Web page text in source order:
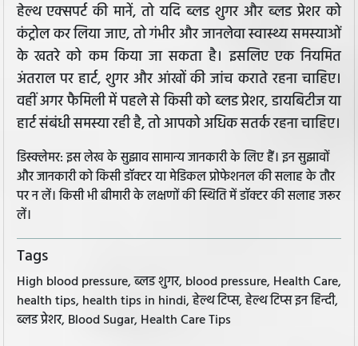
हेल्थ एक्सपर्ट की मानें, तो यदि ब्लड शुगर और ब्लड प्रेशर को
कंट्रोल कर लिया जाए, तो गंभीर और जानलेवा स्वास्थ्य समस्याओं
के खतरे को कम किया जा सकता है। इसलिए एक नियमित
अंतराल पर हार्ट, शुगर और आंखों की जांच कराते रहना चाहिए।
वहीं अगर फैमिली में पहले से किसी को ब्लड प्रेशर, डायबिटीज या
हार्ट संबंधी समस्या रही है, तो आपको अधिक सतर्क रहना चाहिए।
डिस्क्लेमर: इस लेख के सुझाव सामान्य जानकारी के लिए हैं। इन सुझावों
और जानकारी को किसी डॉक्टर या मेडिकल प्रोफेशनल की सलाह के तौर
पर न लें। किसी भी बीमारी के लक्षणों की स्थिति में डॉक्टर की सलाह जरूर
लें।
Tags
High blood pressure, ब्लड शुगर, blood pressure, Health Care,
health tips, health tips in hindi, हेल्थ टिप्स, हेल्थ टिप्स इन हिन्दी,
ब्लड प्रेशर, Blood Sugar, Health Care Tips